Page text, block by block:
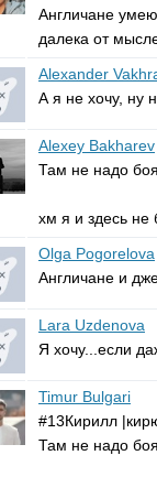
Англичане
далека от
Alexander
А я не хочу, ну
Alexey Bakharev
Там не надо
хм я и здесь не
Olga Pogorelova
Англичане и
Lara Uzdenova
Я хочу...если
Timur Bulgari
#13Кирилл
Там не надо